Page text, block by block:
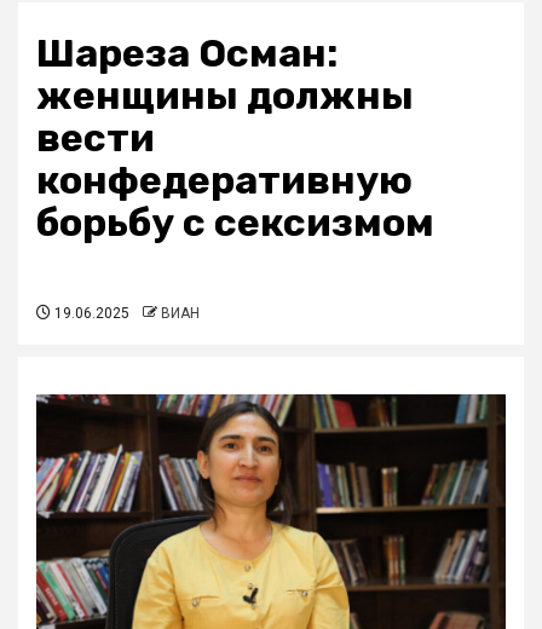
Шареза Осман:
женщины должны
вести
конфедеративную
борьбу с сексизмом
19.06.2025 ВИАН